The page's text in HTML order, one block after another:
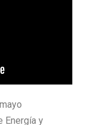
Energía y